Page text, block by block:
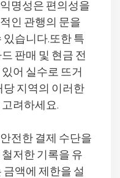
명성은 편의성을
인 관행의 문을
있습니다.또한 특
판매 및 현금 전
어 실수로 뜨거
당 지역의 이러한
려하세요.
전한 결제 수단을
저한 기록을 유
액에 제한을 설